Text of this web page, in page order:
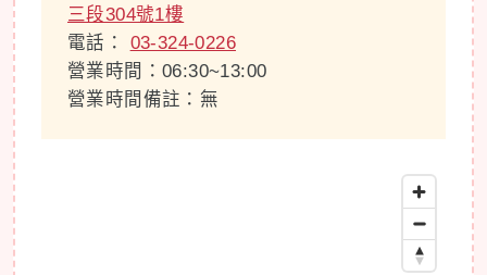
三段304號1樓
電話： 03-324-0226
營業時間：06:30~13:00
營業時間備註：無